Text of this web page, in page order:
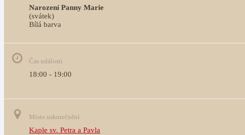
Narození Panny Marie
(svátek)
Bílá barva
Čas události
18:00 - 19:00
Místo uskutečnění
Kaple sv. Petra a Pavla